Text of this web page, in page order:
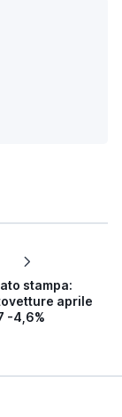
stampa:
aprile
-4,6%